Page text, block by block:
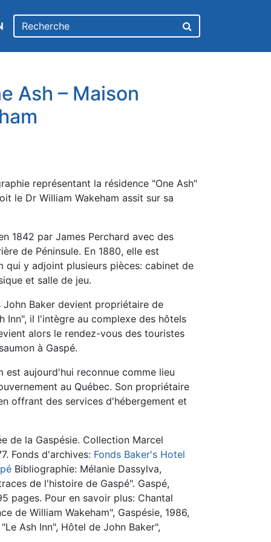
Ash – Maison
représentant la résidence "One Ash"
le Dr William Wakeham assit sur sa
1842 par James Perchard avec des
de Péninsule. En 1880, elle est
qui y adjoint plusieurs pièces: cabinet de
et salle de jeu.
Baker devient propriétaire de
Inn", il l'intègre au complexe des hôtels
alors le rendez-vous des touristes
à Gaspé.
est aujourd'hui reconnue comme lieu
au Québec. Son propriétaire
offrant des services d'hébergement et
de la Gaspésie. Collection Marcel
Fonds d'archives: Fonds Baker's Hotel
Bibliographie: Mélanie Dassylva,
de l'histoire de Gaspé". Gaspé,
pages. Pour en savoir plus: Chantal
de William Wakeham", Gaspésie, 1986,
Ash Inn", Hôtel de John Baker",